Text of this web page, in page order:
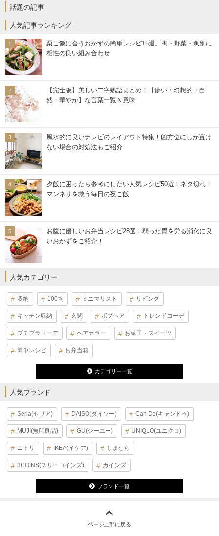
話題の記事
人気記事ランキング
栗ご飯に合うおかずの簡単レシピ15選。肉・野菜・魚別に
相性の良い組み合わせ
【完全版】美しい二字熟語まとめ！【儚い・幻想的・自
然・華やか】な言葉一覧＆意味
風水的に良いテレビのレイアウト特集！凶方位にしか置け
ない場合の対処法もご紹介
夕飯に困ったら参考にしたい人気レシピ50選！ネタ切れ・
マンネリを救う毎日の夜ご飯
お腹に優しいお弁当レシピ28選！弱った胃を労る消化に良
いおかずをご紹介！
人気カテゴリー
収納 100均 ミニマリスト リビング
キッチン収納 玄関 ボブヘア トレンドコーデ
プチプラコーデ ヘアカラー お菓子・スイーツ
簡単レシピ お弁当箱
カテゴリー一覧
人気ブランド
Seria(セリア) DAISO(ダイソー) Can Do(キャンドゥ)
MUJI(無印良品) GU(ジーユー) UNIQLO(ユニクロ)
ニトリ IKEA(イケア) しまむら
3COINS(スリーコインズ) カインズ
ブランド一覧
ページ上部に戻る